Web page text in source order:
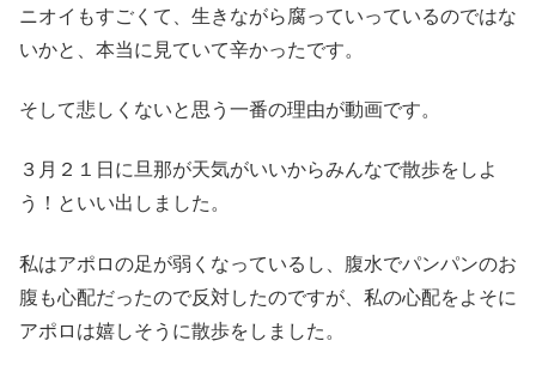
ニオイもすごくて、生きながら腐っていっているのではな
いかと、本当に見ていて辛かったです。
そして悲しくないと思う一番の理由が動画です。
３月２１日に旦那が天気がいいからみんなで散歩をしよ
う！といい出しました。
私はアポロの足が弱くなっているし、腹水でパンパンのお
腹も心配だったので反対したのですが、私の心配をよそに
アポロは嬉しそうに散歩をしました。